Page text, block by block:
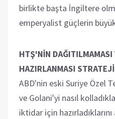
birlikte başta İngiltere
emperyalist güçlerin büyük
HTŞ'NİN
HAZIRLANMASI
ABD'nin eski Suriye Özel
ve Golani'yi nasıl
iktidar için